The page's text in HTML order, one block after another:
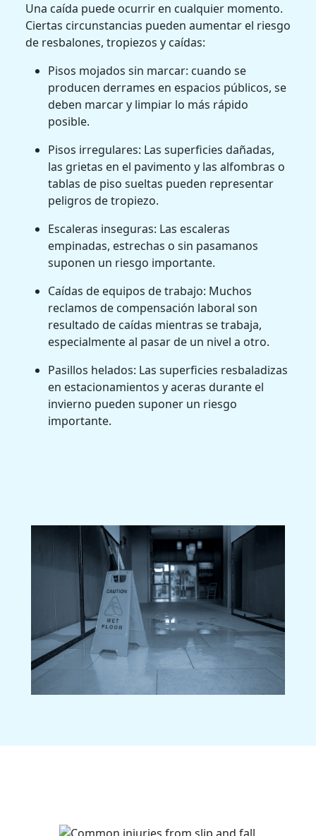
Una caída puede ocurrir en cualquier momento.
Ciertas circunstancias pueden aumentar el riesgo
de resbalones, tropiezos y caídas:
Pisos mojados sin marcar: cuando se
producen derrames en espacios públicos, se
deben marcar y limpiar lo más rápido
posible.
Pisos irregulares: Las superficies dañadas,
las grietas en el pavimento y las alfombras o
tablas de piso sueltas pueden representar
peligros de tropiezo.
Escaleras inseguras: Las escaleras
empinadas, estrechas o sin pasamanos
suponen un riesgo importante.
Caídas de equipos de trabajo: Muchos
reclamos de compensación laboral son
resultado de caídas mientras se trabaja,
especialmente al pasar de un nivel a otro.
Pasillos helados: Las superficies resbaladizas
en estacionamientos y aceras durante el
invierno pueden suponer un riesgo
importante.